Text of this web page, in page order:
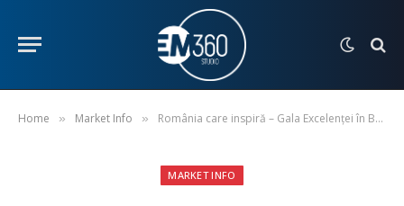
Home » Market Info » România care inspiră – Gala Excelenței în Business a premiat liderii care construiesc viitorul
MARKET INFO